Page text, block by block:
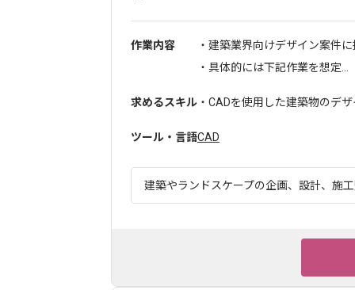
作業内容
・建築業界向けデザイン案件
・具体的には下記作業を想定...
求めるスキル ・CADを使用した建築物のデ
ツール・言語CAD
建築やランドスケープの企画、設計、施